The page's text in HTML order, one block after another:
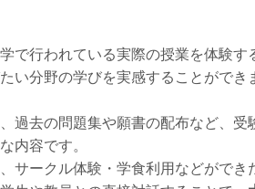
で行われている実際の授業を体験す
い分野の学びを実感することができ
過去の問題集や願書の配布など、
内容です。
サークル体験・学食利用などができ